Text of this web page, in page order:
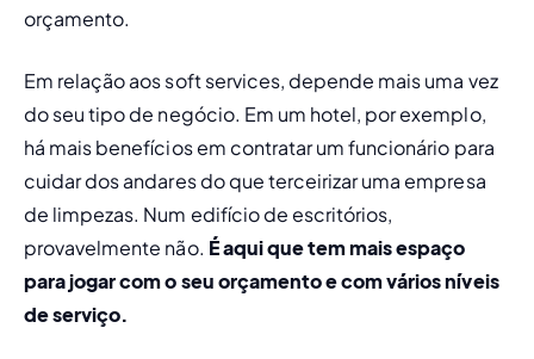
orçamento.
Em relação aos soft services, depende mais uma vez
do seu tipo de negócio. Em um hotel, por exemplo,
há mais benefícios em contratar um funcionário para
cuidar dos andares do que terceirizar uma empresa
de limpezas. Num edifício de escritórios,
provavelmente não. É aqui que tem mais espaço
para jogar com o seu orçamento e com vários níveis
de serviço.